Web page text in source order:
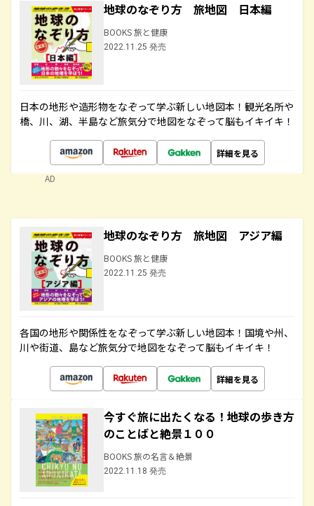
地球のなぞり方 旅地図 日本編
BOOKS 旅と健康
2022.11.25 発売
日本の地形や造形物をなぞって学ぶ新しい地図本！観光名所や
橋、川、湖、半島など旅気分で地図をなぞって脳もイキイキ！
詳細を見る
AD
地球のなぞり方 旅地図 アジア編
BOOKS 旅と健康
2022.11.25 発売
各国の地形や関係性をなぞって学ぶ新しい地図本！国境や州、
川や街道、島など旅気分で地図をなぞって脳もイキイキ！
詳細を見る
今すぐ旅に出たくなる！地球の歩き方
のことばと絶景１００
BOOKS 旅の名言＆絶景
2022.11.18 発売